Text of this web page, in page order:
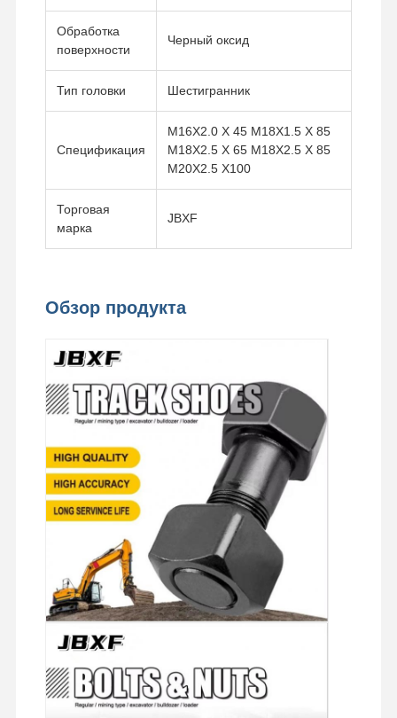
Домой
О Нас
Экскурсия
По Заводу
Контроль
Качества
Свяжитесь С
Нами
Новости Случаи Блог
РЕЖЕВНЫЙ БОЛТ
Плохого болта
Сегмент "Болт"
Обработка
поверхности
Черный оксид
Тип головки Шестигранник
Спецификация
M16X2.0 X 45 M18X1.5 X 85
M18X2.5 X 65 M18X2.5 X 85
M20X2.5 X100
Торговая
марка
JBXF
Обзор продукта